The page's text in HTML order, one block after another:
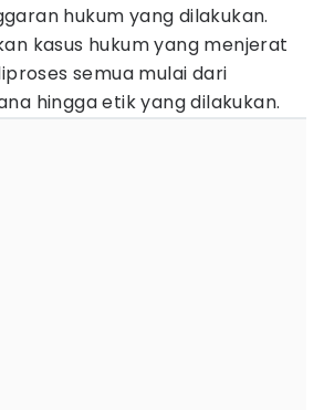
hukum yang dilakukan.
kasus hukum yang menjerat
semua mulai dari
hingga etik yang dilakukan.